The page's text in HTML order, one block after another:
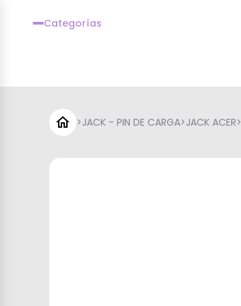
Categorías
>JACK - PIN DE CARGA>JACK ACER>